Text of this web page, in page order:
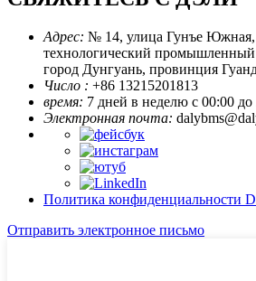
Адрес: № 14, улица Гунъе Южная,
технологический
город Дунгуань, провинция
Число : +86 13215201813
время: 7 дней в неделю с 00:00 до
Электронная почта:
Политика конфиденциальности
Отправить электронное письмо